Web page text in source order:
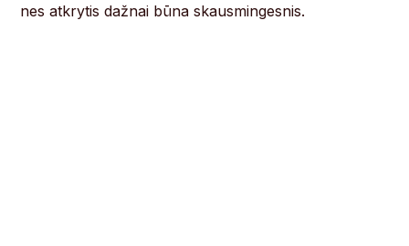
nes atkrytis dažnai būna skausmingesnis.